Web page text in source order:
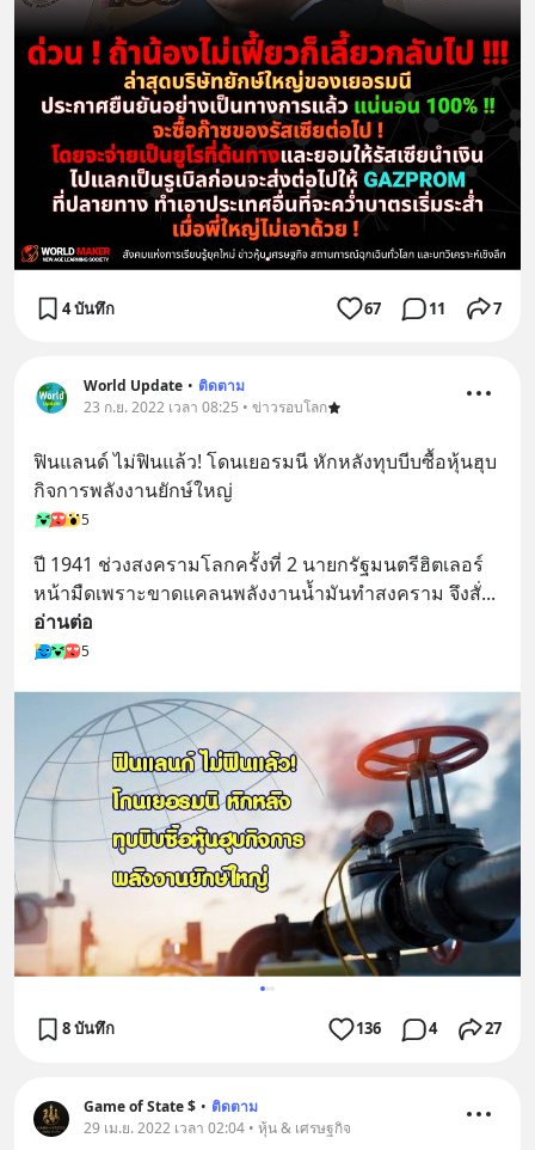
4 บันทึก 67 11 7
World Update • ติดตาม
23 ก.ย. 2022 เวลา 08:25 • ข่าวรอบโลก
ฟินแลนด์ ไม่ฟินแล้ว! โดนเยอรมนี หักหลังทุบบีบซื้อหุ้นฮุบ
กิจการพลังงานยักษ์ใหญ่
5
ปี 1941 ช่วงสงครามโลกครั้งที่ 2 นายกรัฐมนตรีฮิตเลอร์
หน้ามืดเพราะขาดแคลนพลังงานน้ำมันทำสงคราม จึงสั่
อ่านต่อ
5
8 บันทึก 136 4 27
Game of State $ • ติดตาม
29 เม.ย. 2022 เวลา 02:04 • หุ้น & เศรษฐกิจ